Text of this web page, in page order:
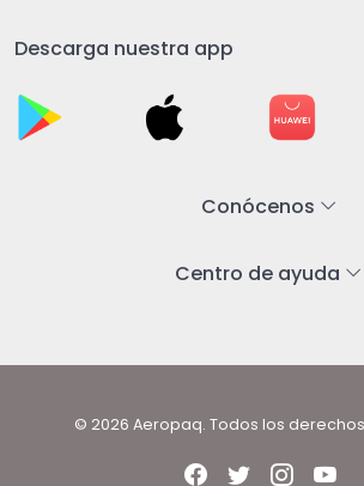
Descarga nuestra app
Conócenos
Centro de ayuda
© 2026 Aeropaq. Todos los